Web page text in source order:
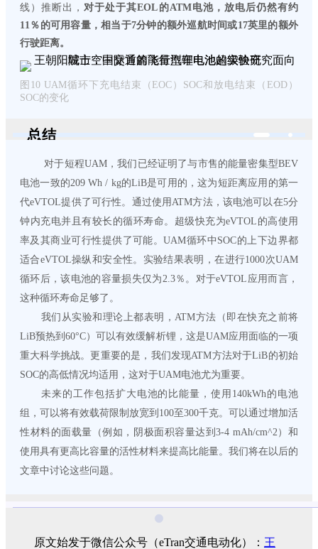
线）推断出， 对于处于其EOL的ATM电池，放电后仍然有约
11％的可用容量，相当于7分钟的额外巡航时间或17英里的额外
行驶距离。
图10 UAM循环下充电结束（EOC）SOC和放电结束（EOD）
SOC的变化
总结
对于短程UAM，我们已经证明了与市售的能量密集型BEV
电池一致的209 Wh / kg的LiB是可用的，这为短距离应用的第一
代eVTOL提供了可行性。通过使用ATM方法，该电池可以在5分
钟内充电并且有较长的循环寿命。超级快充为eVTOL的高使用
率及其商业可行性提供了可能。UAM循环中SOC的上下边界都
适合eVTOL操纵和安全性。实验结果表明，在进行1000次UAM
循环后，该电池的容量损失仅为2.3％。对于eVTOL应用而言，
这种循环寿命足够了。
我们从实验和理论上都表明，ATM方法（即在快充之前将
LiB预热到60°C）可以有效缓解析锂，这是UAM应用面临的一项
重大科学挑战。更重要的是，我们发现ATM方法对于LiB的初始
SOC的高低情况均适用，这对于UAM电池尤为重要。
未来的工作包括扩大电池的比能量，使用140kWh的电池
组，可以将有效载荷限制放宽到100至300千克。可以通过增加活
性材料的面载量（例如，阴极面积容量达到3-4 mAh/cm^2）和
使用具有更高比容量的活性材料来提高比能量。我们将在以后的
文章中讨论这些问题。
原文始发于微信公众号（eTran交通电动化）： 王